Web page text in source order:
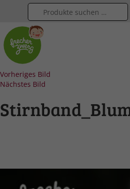
Vorheriges Bild
Nächstes Bild